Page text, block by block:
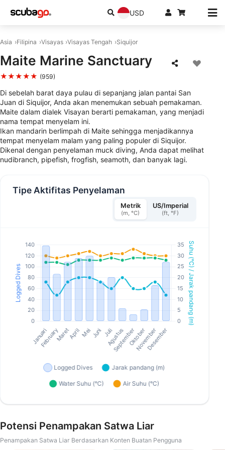
USD
Asia Filipina Visayas Visayas Tengah Siquijor
Maite Marine Sanctuary
★★★★★ (959)
Di sebelah barat daya pulau di sepanjang jalan pantai San
Juan di Siquijor, Anda akan menemukan sebuah pemakaman.
Maite dalam dialek Visayan berarti pemakaman, yang menjadi
nama tempat menyelam ini.
Ikan mandarin berlimpah di Maite sehingga menjadikannya
tempat menyelam malam yang paling populer di Siquijor.
Dikenal dengan penyelaman muck diving, Anda dapat melihat
nudibranch, pipefish, frogfish, seamoth, dan banyak lagi.
Tipe Aktifitas Penyelaman
Metrik
(m, °C)
US/Imperial
(ft, °F)
Potensi Penampakan Satwa Liar
Penampakan Satwa Liar Berdasarkan Konten Buatan Pengguna